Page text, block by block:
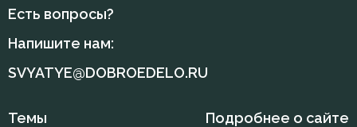
Есть вопросы?
Напишите нам:
SVYATYE@DOBROEDELO.RU
Темы
Подробнее о сайте